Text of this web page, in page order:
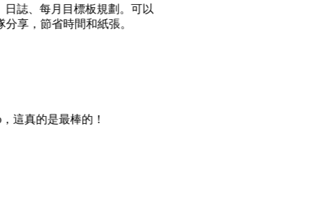
誌、每月目標板規劃。可以
享，節省時間和紙張。
這真的是最棒的！